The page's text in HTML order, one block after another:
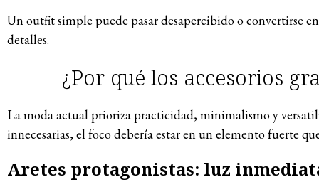
Un outfit simple puede pasar desapercibido o convertirse
detalles.
¿Por qué los accesorios
La moda actual prioriza practicidad, minimalismo y
innecesarias, el foco debería estar en un elemento fuerte
Aretes protagonistas: luz